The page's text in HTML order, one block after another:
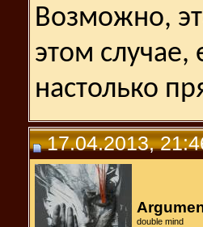
Возможно,
этом случае,
настолько
17.04.2013,
double mind